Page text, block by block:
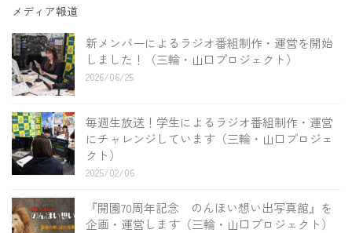
メディア報道
新メンバーによるラジオ番組制作・運営を開始
しました！（三輪・山口プロジェクト）
2026/06/25
毎週生放送！学生によるラジオ番組制作・運営
にチャレンジしています（三輪・山口プロジェ
クト）
2025/02/06
『開園70周年記念 のんほい想い出写真館』を
企画・運営します（三輪・山口プロジェクト）